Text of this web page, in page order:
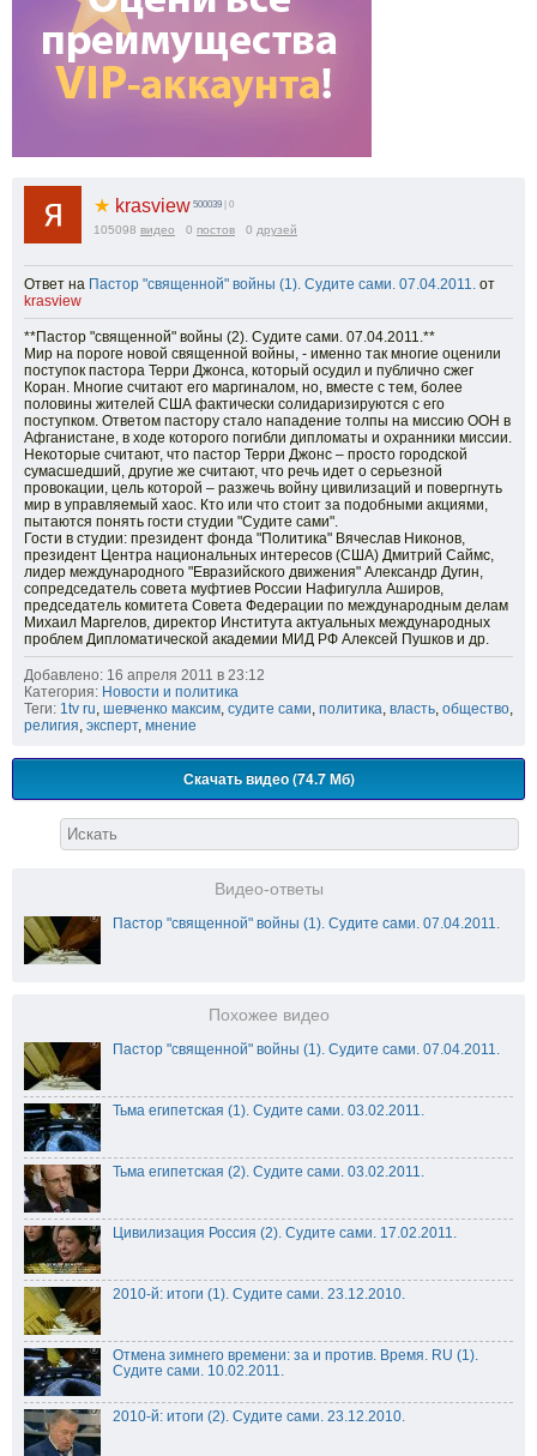
★ krasview 500039 | 0
105098 видео 0 постов 0 друзей
Ответ на Пастор "священной" войны (1). Судите сами. 07.04.2011.
от
krasview
**Пастор "священной" войны (2). Судите сами. 07.04.2011.**
Мир на пороге новой священной войны, - именно так многие оценили
поступок пастора Терри Джонса, который осудил и публично сжег
Коран. Многие считают его маргиналом, но, вместе с тем, более
половины жителей США фактически солидаризируются с его
поступком. Ответом пастору стало нападение толпы на миссию ООН в
Афганистане, в ходе которого погибли дипломаты и охранники миссии.
Некоторые считают, что пастор Терри Джонс – просто городской
сумасшедший, другие же считают, что речь идет о серьезной
провокации, цель которой – разжечь войну цивилизаций и повергнуть
мир в управляемый хаос. Кто или что стоит за подобными акциями,
пытаются понять гости студии "Судите сами".
Гости в студии: президент фонда "Политика" Вячеслав Никонов,
президент Центра национальных интересов (США) Дмитрий Саймс,
лидер международного "Евразийского движения" Александр Дугин,
сопредседатель совета муфтиев России Нафигулла Аширов,
председатель комитета Совета Федерации по международным делам
Михаил Маргелов, директор Института актуальных международных
проблем Дипломатической академии МИД РФ Алексей Пушков и др.
Добавлено: 16 апреля 2011 в 23:12
Категория: Новости и политика
Теги: 1tv ru шевченко максим судите сами политика власть общество
религия эксперт, мнение
Скачать видео (74.7 Мб)
Видео-ответы
Пастор "священной" войны (1). Судите сами. 07.04.2011.
Похожее видео
Пастор "священной" войны (1). Судите сами. 07.04.2011.
Тьма египетская (1). Судите сами. 03.02.2011.
Тьма египетская (2). Судите сами. 03.02.2011.
Цивилизация Россия (2). Судите сами. 17.02.2011.
2010-й: итоги (1). Судите сами. 23.12.2010.
Отмена зимнего времени: за и против. Время. RU (1).
Судите сами. 10.02.2011.
2010-й: итоги (2). Судите сами. 23.12.2010.